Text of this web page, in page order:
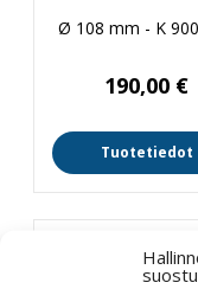
Ø 108 mm - K
190,00 €
Tuotetiedot